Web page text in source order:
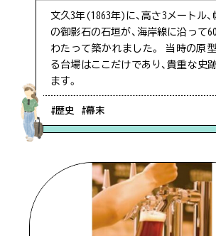
文久3年(1863年)に、高さ3メートル
の御影石の石垣が、海岸線に沿って
わたって築かれました。 当時の原
る台場はここだけであり、貴重な史
ます。
#歴史 #幕末